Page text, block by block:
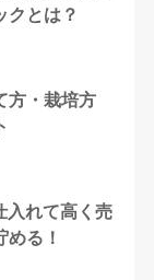
クとは？
方・栽培方
入れて高く売
る！